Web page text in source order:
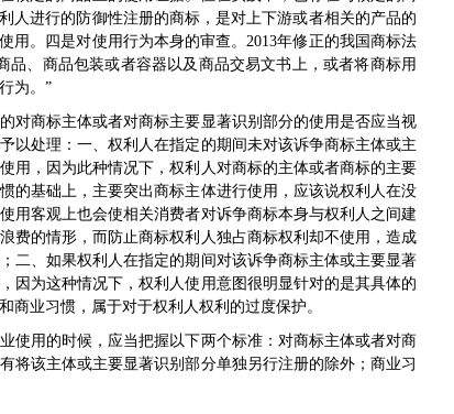
人进行的防御性注册的商标，是对上下游或者相关的产品的
用。四是对使用行为本身的审查。2013年修正的我国商标法
、商品包装或者容器以及商品交易文书上，或者将商标用
为。”
商标主体或者对商标主要显著识别部分的使用是否应当视
以处理：一、权利人在指定的期间未对该诉争商标主体或主
用，因为此种情况下，权利人对商标的主体或者商标的主要
的基础上，主要突出商标主体进行使用，应该说权利人在没
用客观上也会使相关消费者对诉争商标本身与权利人之间建
费的情形，而防止商标权利人独占商标权利却不使用，造成
二、如果权利人在指定的期间对该诉争商标主体或主要显著
因为这种情况下，权利人使用意图很明显针对的是其具体的
业习惯，属于对于权利人权利的过度保护。
用的时候，应当把握以下两个标准：对商标主体或者对商
将该主体或主要显著识别部分单独另行注册的除外；商业习